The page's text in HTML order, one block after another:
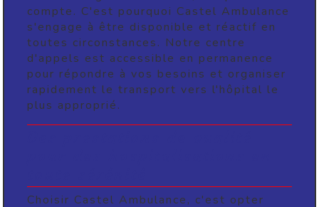
compte. C'est pourquoi Castel Ambulance
s'engage à être disponible et réactif en
toutes circonstances. Notre centre
d'appels est accessible en permanence
pour répondre à vos besoins et organiser
rapidement le transport vers l'hôpital le
plus approprié.
Choisir Castel Ambulance, c'est opter